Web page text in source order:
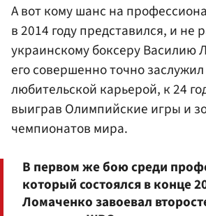
А вот кому шанс на
в 2014 году представился, и не
украинскому боксеру Василию
его совершенно точно
любительской карьерой, к 24
выиграв Олимпийские игры и
чемпионатов мира.
В первом же бою среди
который состоялся в конце
Ломаченко завоевал